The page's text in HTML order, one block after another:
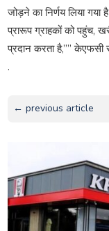
जोड़ने का निर्णय लिया
प्रारूप ग्राहकों को पहुंच,
प्रदान करता है,”” केएफसी
.
← previous article